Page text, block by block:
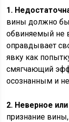
1.
вины должно
обвиняемый не
оправдывает
явку как
смягчающий
осознанным и
2. Неверное
признание